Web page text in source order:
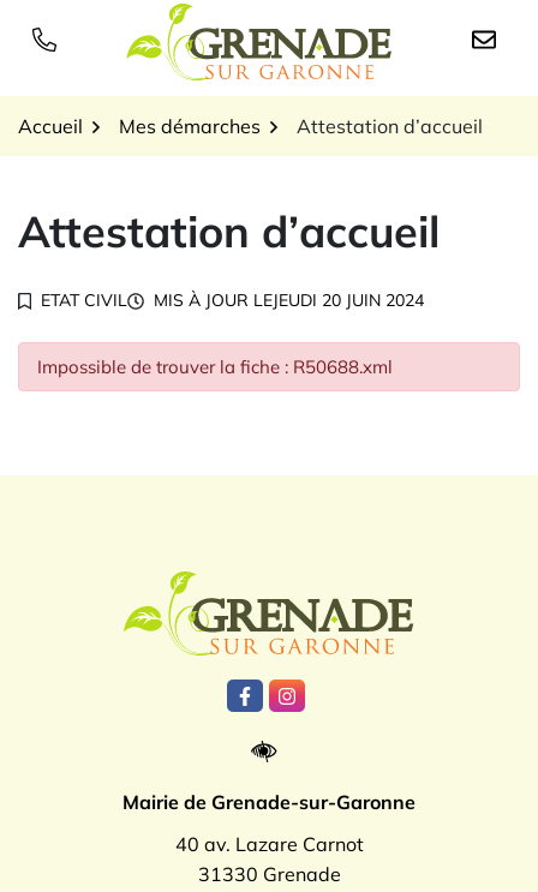
Logo Grenade sur
Accueil Mes démarches Attestation d’accueil
Attestation d’accueil
ETAT CIVIL MIS À JOUR LEJEUDI 20 JUIN 2024
Impossible de trouver la fiche : R50688.xml
Lien vers le compte Facebook
Lien vers le compte
Mairie de Grenade-sur-Garonne
40 av. Lazare Carnot
31330 Grenade